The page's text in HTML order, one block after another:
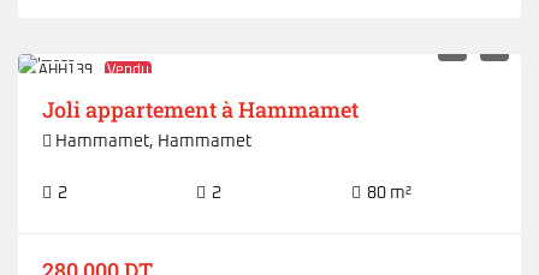
AHH139 Vendu
Joli appartement à Hammamet
Hammamet, Hammamet
2 2 80 m²